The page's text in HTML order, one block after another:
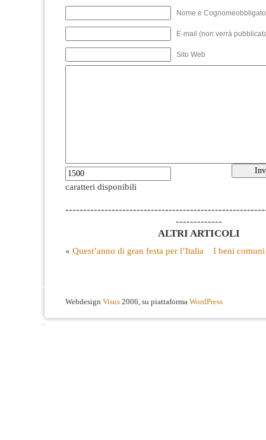
Nome e
E-mail (non verrà
Sito Web
caratteri disponibili
-------------
ALTRI ARTICOLI
« Quest’anno di gran festa per l’Italia I beni
Webdesign Visus 2006, su piattaforma WordPress